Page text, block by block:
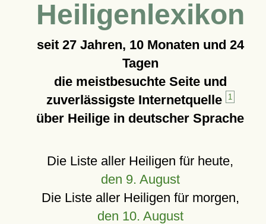
Heiligenlexikon
seit 27 Jahren, 10 Monaten und 24
Tagen
die meistbesuchte Seite und
zuverlässigste Internetquelle
1
über Heilige in deutscher Sprache
Die Liste aller Heiligen für heute,
den 9. August
Die Liste aller Heiligen für morgen,
den 10. August